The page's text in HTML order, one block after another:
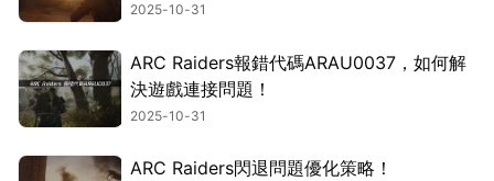
2025-10-31
ARC Raiders報錯代碼ARAU0037，如何解
決遊戲連接問題！
2025-10-31
ARC Raiders閃退問題優化策略！